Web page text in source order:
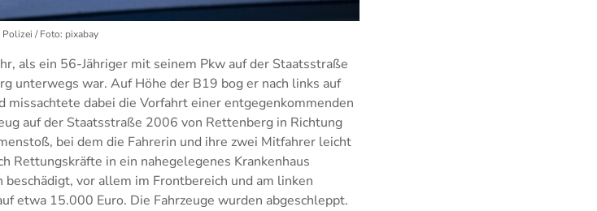
Polizei / Foto: pixabay
als ein 56-Jähriger mit seinem Pkw auf der Staatsstraße
unterwegs war. Auf Höhe der B19 bog er nach links auf
missachtete dabei die Vorfahrt einer entgegenkommenden
auf der Staatsstraße 2006 von Rettenberg in Richtung
bei dem die Fahrerin und ihre zwei Mitfahrer leicht
Rettungskräfte in ein nahegelegenes Krankenhaus
vor allem im Frontbereich und am linken
etwa 15.000 Euro. Die Fahrzeuge wurden abgeschleppt.